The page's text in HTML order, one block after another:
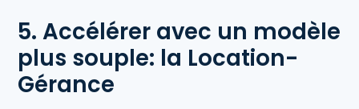
5. Accélérer avec un modèle
plus souple: la Location-
Gérance